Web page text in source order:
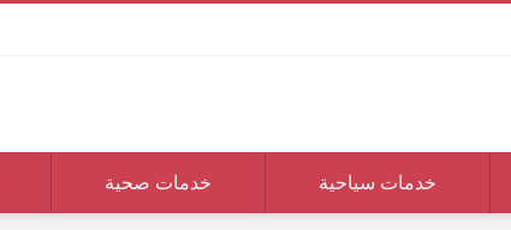
خدمات سياحية خدمات صحية